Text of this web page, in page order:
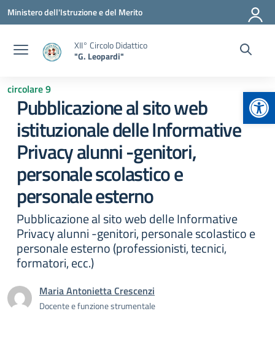
Vai ai contenuti
Vai al menu di navigazione
Vai al footer
Ministero dell'Istruzione e del Merito
XII° Circolo Didattico
"G. Leopardi"
circolare 9
Pubblicazione al sito web
istituzionale delle Informative
Privacy alunni -genitori,
personale scolastico e
personale esterno
Pubblicazione al sito web delle Informative
Privacy alunni -genitori, personale scolastico e
personale esterno (professionisti, tecnici,
formatori, ecc.)
Maria Antonietta Crescenzi
Docente e funzione strumentale